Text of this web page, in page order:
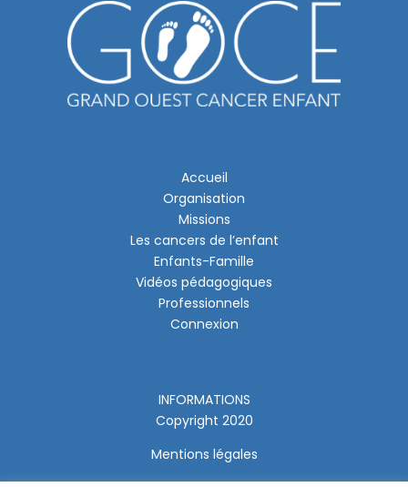
Accueil
Organisation
Missions
Les cancers de l’enfant
Enfants-Famille
Vidéos pédagogiques
Professionnels
Connexion
INFORMATIONS
Copyright 2020
Mentions légales